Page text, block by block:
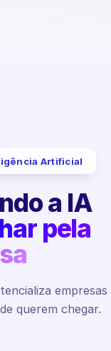
Artificial
a IA
pela
empresas
querem chegar.